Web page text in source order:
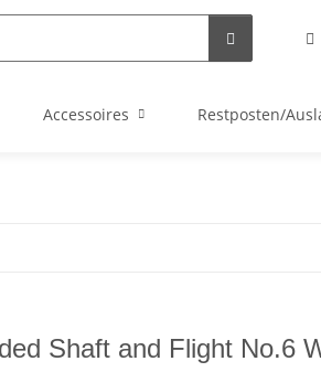
Accessoires Restposten/
Shaft and Flight No.6